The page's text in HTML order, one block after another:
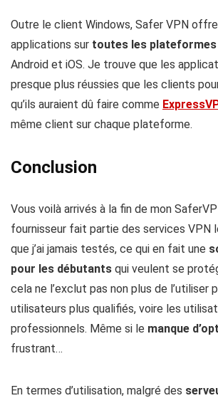
Outre le client Windows, Safer VPN
applications sur toutes les
Android et iOS. Je trouve que les
presque plus réussies que les clients
qu’ils auraient dû faire comme
même client sur chaque plateforme.
Conclusion
Vous voilà arrivés à la fin de mon
fournisseur fait partie des services VPN
que j’ai jamais testés, ce qui en fait une
pour les débutants qui veulent se
cela ne l’exclut pas non plus de l’utiliser
utilisateurs plus qualifiés, voire les
professionnels. Même si le manque
frustrant…
En termes d’utilisation, malgré des